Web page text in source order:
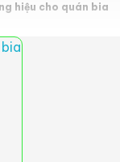
hiệu cho quán bia